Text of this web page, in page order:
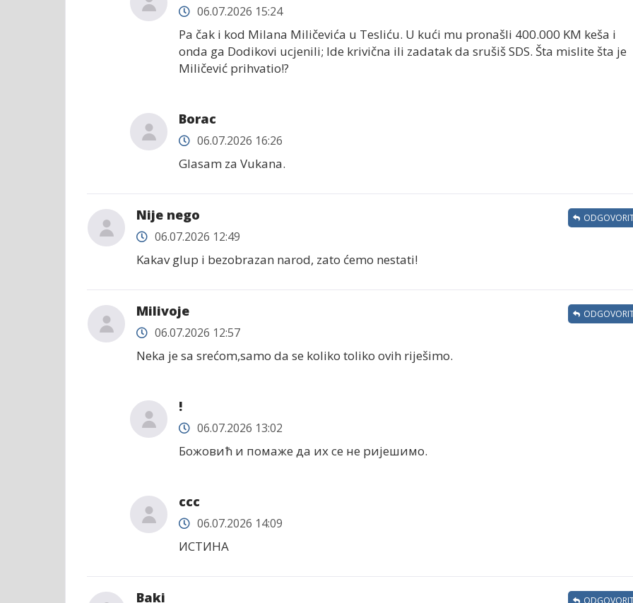
06.07.2026 15:24
Pa čak i kod Milana Miličevića u Tesliću. U kući mu pronašli 400.000 KM keša i
onda ga Dodikovi ucjenili; Ide krivična ili zadatak da srušiš SDS. Šta mislite šta je
Miličević prihvatio!?
Borac
06.07.2026 16:26
Glasam za Vukana.
Nije nego
06.07.2026 12:49
Kakav glup i bezobrazan narod, zato ćemo nestati!
Milivoje
06.07.2026 12:57
Neka je sa srećom,samo da se koliko toliko ovih riješimo.
!
06.07.2026 13:02
Божовић и помаже да их се не ријешимо.
ссс
06.07.2026 14:09
ИСТИНА
Baki